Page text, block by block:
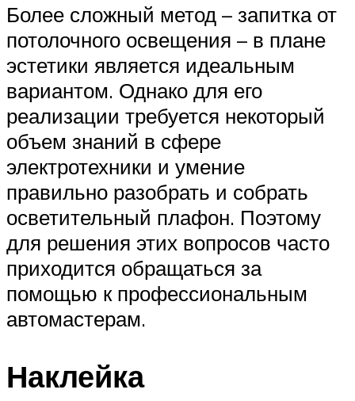
Более сложный метод – запитка от
потолочного освещения – в плане
эстетики является идеальным
вариантом. Однако для его
реализации требуется некоторый
объем знаний в сфере
электротехники и умение
правильно разобрать и собрать
осветительный плафон. Поэтому
для решения этих вопросов часто
приходится обращаться за
помощью к профессиональным
автомастерам.
Наклейка